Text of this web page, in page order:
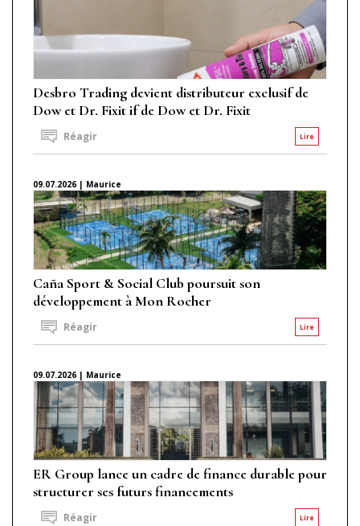
Desbro Trading devient distributeur exclusif de
Dow et Dr. Fixit if de Dow et Dr. Fixit
Lire
Réagir
09.07.2026 | Maurice
Caña Sport & Social Club poursuit son
développement à Mon Rocher
Lire
Réagir
09.07.2026 | Maurice
ER Group lance un cadre de finance durable pour
structurer ses futurs financements
Lire
Réagir